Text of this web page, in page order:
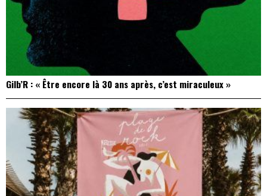
Gilb’R : « Être encore là 30 ans après, c’est miraculeux »